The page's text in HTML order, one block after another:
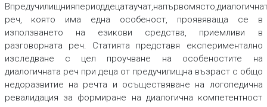
реч, която има една особеност, проявяваща се в
използването на езикови средства, приемливи в
разговорната реч. Статията представя експериментално
изследване с цел проучване на особеностите на
диалогичната реч при деца от предучилищна възраст с общо
недоразвитие на речта и осъществяване на логопедична
ревалидация за формиране на диалогична компетентност